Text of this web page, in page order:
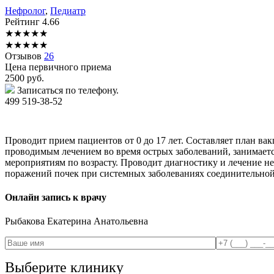
Нефролог, Педиатр
Рейтинг 4.66
★★★★★
★★★★★
Отзывов 26
Цена первичного приема
2500 руб.
Записаться по телефону.
499 519-38-52
Проводит прием пациентов от 0 до 17 лет. Составляет план
проводимым лечением во время острых заболеваний,
мероприятиям по возрасту. Проводит диагностику и лечение
поражений почек при системных заболеваниях
Онлайн запись к врачу
Рыбакова Екатерина Анатольевна
Выберите клинику